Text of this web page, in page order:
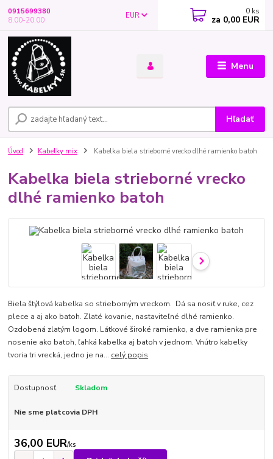
Menu
EUR
Hľadať
0915699380
8.00-20.00
0 ks
za 0,00 EUR
Úvod Kabelky mix Kabelka biela strieborné vrecko dlhé ramienko batoh
Kabelka biela strieborné vrecko
dlhé ramienko batoh
Biela štýlová kabelka so strieborným vreckom. Dá sa nosiť v ruke, cez
plece a aj ako batoh. Zlaté kovanie, nastaviteľné dlhé ramienko.
Ozdobená zlatým logom. Látkové široké ramienko, a dve ramienka pre
nosenie ako batoh, ľahká kabelka aj batoh v jednom. Vnútro kabelky
tvoria tri vrecká, jedno je na... celý popis
Dostupnosť Skladom
Nie sme platcovia DPH
36,00 EUR/ks